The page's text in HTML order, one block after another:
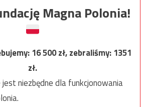
Magna Polonia!
16 500zł, zebraliśmy:1351
zł.
niezbędne dla funkcjonowania